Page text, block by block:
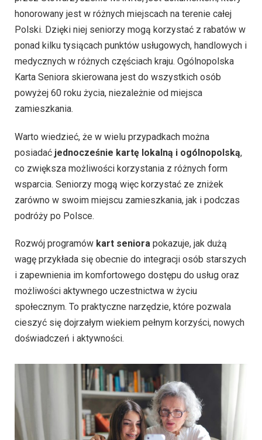
honorowany jest w różnych miejscach na terenie całej
Polski. Dzięki niej seniorzy mogą korzystać z rabatów w
ponad kilku tysiącach punktów usługowych, handlowych i
medycznych w różnych częściach kraju. Ogólnopolska
Karta Seniora skierowana jest do wszystkich osób
powyżej 60 roku życia, niezależnie od miejsca
zamieszkania.
Warto wiedzieć, że w wielu przypadkach można
posiadać jednocześnie kartę lokalną i ogólnopolską,
co zwiększa możliwości korzystania z różnych form
wsparcia. Seniorzy mogą więc korzystać ze zniżek
zarówno w swoim miejscu zamieszkania, jak i podczas
podróży po Polsce.
Rozwój programów kart seniora pokazuje, jak dużą
wagę przykłada się obecnie do integracji osób starszych
i zapewnienia im komfortowego dostępu do usług oraz
możliwości aktywnego uczestnictwa w życiu
społecznym. To praktyczne narzędzie, które pozwala
cieszyć się dojrzałym wiekiem pełnym korzyści, nowych
doświadczeń i aktywności.